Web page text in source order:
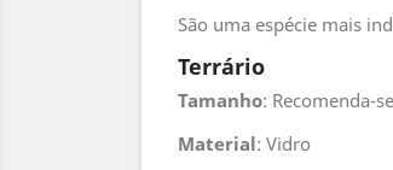
São uma espécie mais
Terrário
Tamanho: Recomenda-
Material: Vidro